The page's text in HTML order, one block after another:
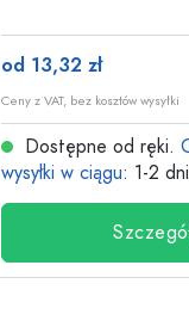
od 13,32 zł
Ceny z VAT, bez kosztów wysyłki
Dostępne od ręki.
wysyłki w ciągu: 1-2 dni